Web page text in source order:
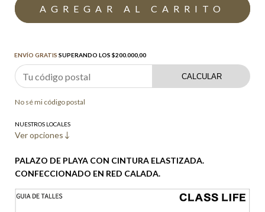
ENVÍO GRATIS SUPERANDO LOS $200.000,00
CALCULAR
No sé mi código postal
NUESTROS LOCALES
Ver opciones
PALAZO DE PLAYA CON CINTURA ELASTIZADA.
CONFECCIONADO EN RED CALADA.